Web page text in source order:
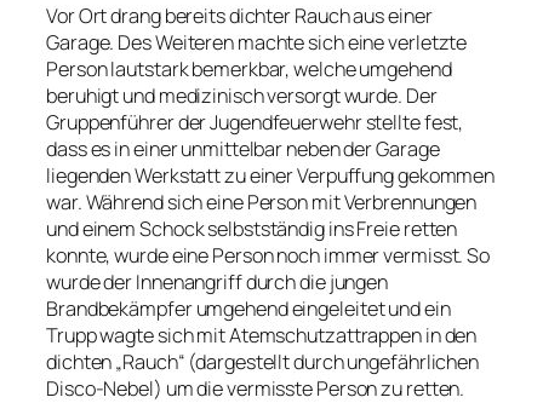
Vor Ort drang bereits dichter Rauch aus einer
Garage. Des Weiteren machte sich eine verletzte
Person lautstark bemerkbar, welche umgehend
beruhigt und medizinisch versorgt wurde. Der
Gruppenführer der Jugendfeuerwehr stellte fest,
dass es in einer unmittelbar neben der Garage
liegenden Werkstatt zu einer Verpuffung gekommen
war. Während sich eine Person mit Verbrennungen
und einem Schock selbstständig ins Freie retten
konnte, wurde eine Person noch immer vermisst. So
wurde der Innenangriff durch die jungen
Brandbekämpfer umgehend eingeleitet und ein
Trupp wagte sich mit Atemschutzattrappen in den
dichten „Rauch“ (dargestellt durch ungefährlichen
Disco-Nebel) um die vermisste Person zu retten.